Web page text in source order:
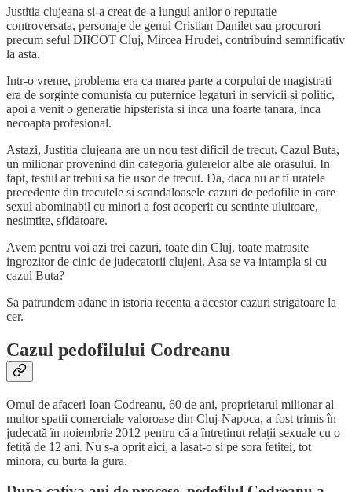
Justitia clujeana si-a creat de-a lungul anilor o reputatie
controversata, personaje de genul Cristian Danilet sau procurori
precum seful DIICOT Cluj, Mircea Hrudei, contribuind semnificativ
la asta.
Intr-o vreme, problema era ca marea parte a corpului de magistrati
era de sorginte comunista cu puternice legaturi in servicii si politic,
apoi a venit o generatie hipsterista si inca una foarte tanara, inca
necoapta profesional.
Astazi, Justitia clujeana are un nou test dificil de trecut. Cazul Buta,
un milionar provenind din categoria gulerelor albe ale orasului. In
fapt, testul ar trebui sa fie usor de trecut. Da, daca nu ar fi uratele
precedente din trecutele si scandaloasele cazuri de pedofilie in care
sexul abominabil cu minori a fost acoperit cu sentinte uluitoare,
nesimtite, sfidatoare.
Avem pentru voi azi trei cazuri, toate din Cluj, toate matrasite
ingrozitor de cinic de judecatorii clujeni. Asa se va intampla si cu
cazul Buta?
Sa patrundem adanc in istoria recenta a acestor cazuri strigatoare la
cer.
Cazul pedofilului Codreanu
Omul de afaceri Ioan Codreanu, 60 de ani, proprietarul milionar al
multor spatii comerciale valoroase din Cluj-Napoca, a fost trimis în
judecată în noiembrie 2012 pentru că a întreținut relații sexuale cu o
fetiță de 12 ani. Nu s-a oprit aici, a lasat-o si pe sora fetitei, tot
minora, cu burta la gura.